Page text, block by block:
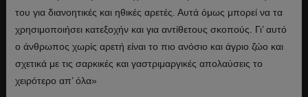
του για διανοητικές και ηθικές αρετές. Αυτά όμως μπορεί να τα
χρησιμοποιήσει κατεξοχήν και για αντίθετους σκοπούς. Γι’ αυτό
ο άνθρωπος χωρίς αρετή είναι το πιο ανόσιο και άγριο ζώο και
σχετικά με τις σαρκικές και γαστριμαργικές απολαύσεις το
χειρότερο απ’ όλα»